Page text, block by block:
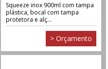
Squeeze inox 900ml com tampa
plástica, bocal com tampa
protetora e alç...
> Orçamento